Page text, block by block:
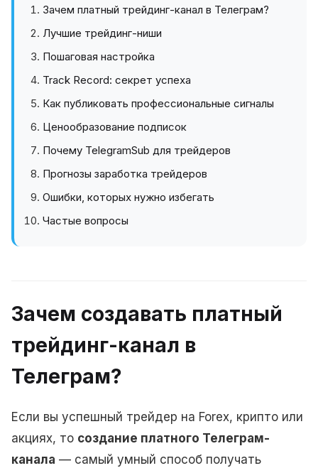
Зачем платный трейдинг-канал в Телеграм?
Лучшие трейдинг-ниши
Пошаговая настройка
Track Record: секрет успеха
Как публиковать профессиональные сигналы
Ценообразование подписок
Почему TelegramSub для трейдеров
Прогнозы заработка трейдеров
Ошибки, которых нужно избегать
Частые вопросы
Зачем создавать платный
трейдинг-канал в
Телеграм?
Если вы успешный трейдер на Forex, крипто или
акциях, то создание платного Телеграм-
канала — самый умный способ получать